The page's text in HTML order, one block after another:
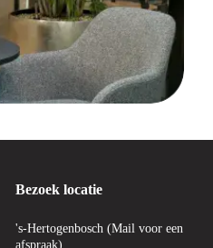
meegeven, zodat we deze
en modern design. Ontdek de
een kijkje bij onze:
Bezoek locatie
's-Hertogenbosch (Mail voor een
afspraak)